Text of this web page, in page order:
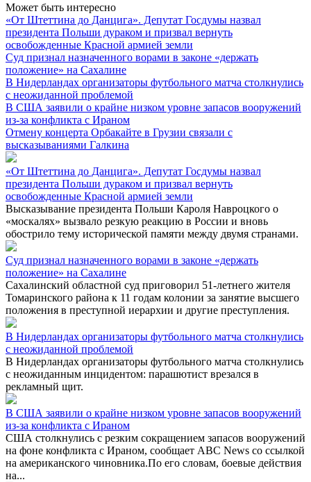
Может быть интересно
«От Штеттина до Данцига». Депутат Госдумы назвал
президента Польши дураком и призвал вернуть
освобожденные Красной армией земли
Суд признал назначенного ворами в законе «держать
положение» на Сахалине
В Нидерландах организаторы футбольного матча столкнулись
с неожиданной проблемой
В США заявили о крайне низком уровне запасов вооружений
из-за конфликта с Ираном
Отмену концерта Орбакайте в Грузии связали с
высказываниями Галкина
«От Штеттина до Данцига». Депутат Госдумы назвал
президента Польши дураком и призвал вернуть
освобожденные Красной армией земли
Высказывание президента Польши Кароля Навроцкого о
«москалях» вызвало резкую реакцию в России и вновь
обострило тему исторической памяти между двумя странами.
Суд признал назначенного ворами в законе «держать
положение» на Сахалине
Сахалинский областной суд приговорил 51-летнего жителя
Томаринского района к 11 годам колонии за занятие высшего
положения в преступной иерархии и другие преступления.
В Нидерландах организаторы футбольного матча столкнулись
с неожиданной проблемой
В Нидерландах организаторы футбольного матча столкнулись
с неожиданным инцидентом: парашютист врезался в
рекламный щит.
В США заявили о крайне низком уровне запасов вооружений
из-за конфликта с Ираном
США столкнулись с резким сокращением запасов вооружений
на фоне конфликта с Ираном, сообщает ABC News со ссылкой
на американского чиновника.По его словам, боевые действия
на...